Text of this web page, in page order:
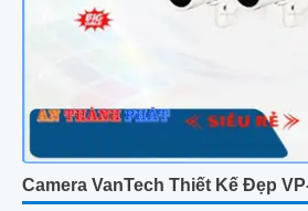
Camera VanTech Thiết Kế Đẹp